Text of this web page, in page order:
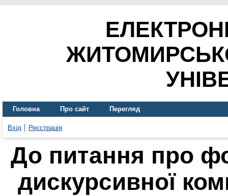
Головна Про сайт Перегляд
Вхід Реєстрація
До питання про
дискурсивної